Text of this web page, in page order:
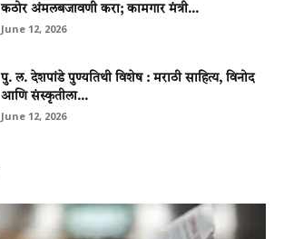
कठोर अंमलबजावणी करा; कामगार मंत्री...
June 12, 2026
पु. ल. देशपांडे पुण्यतिथी विशेष : मराठी साहित्य, विनोद
आणि संस्कृतीला...
June 12, 2026